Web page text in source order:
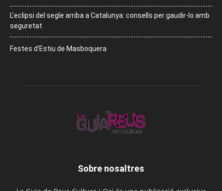
L’eclipsi del segle arriba a Catalunya: consells per gaudir-lo amb
seguretat
Festes d’Estiu de Masboquera
Sobre nosaltres